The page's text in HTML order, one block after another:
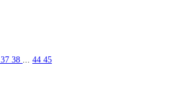
37 38 44 45